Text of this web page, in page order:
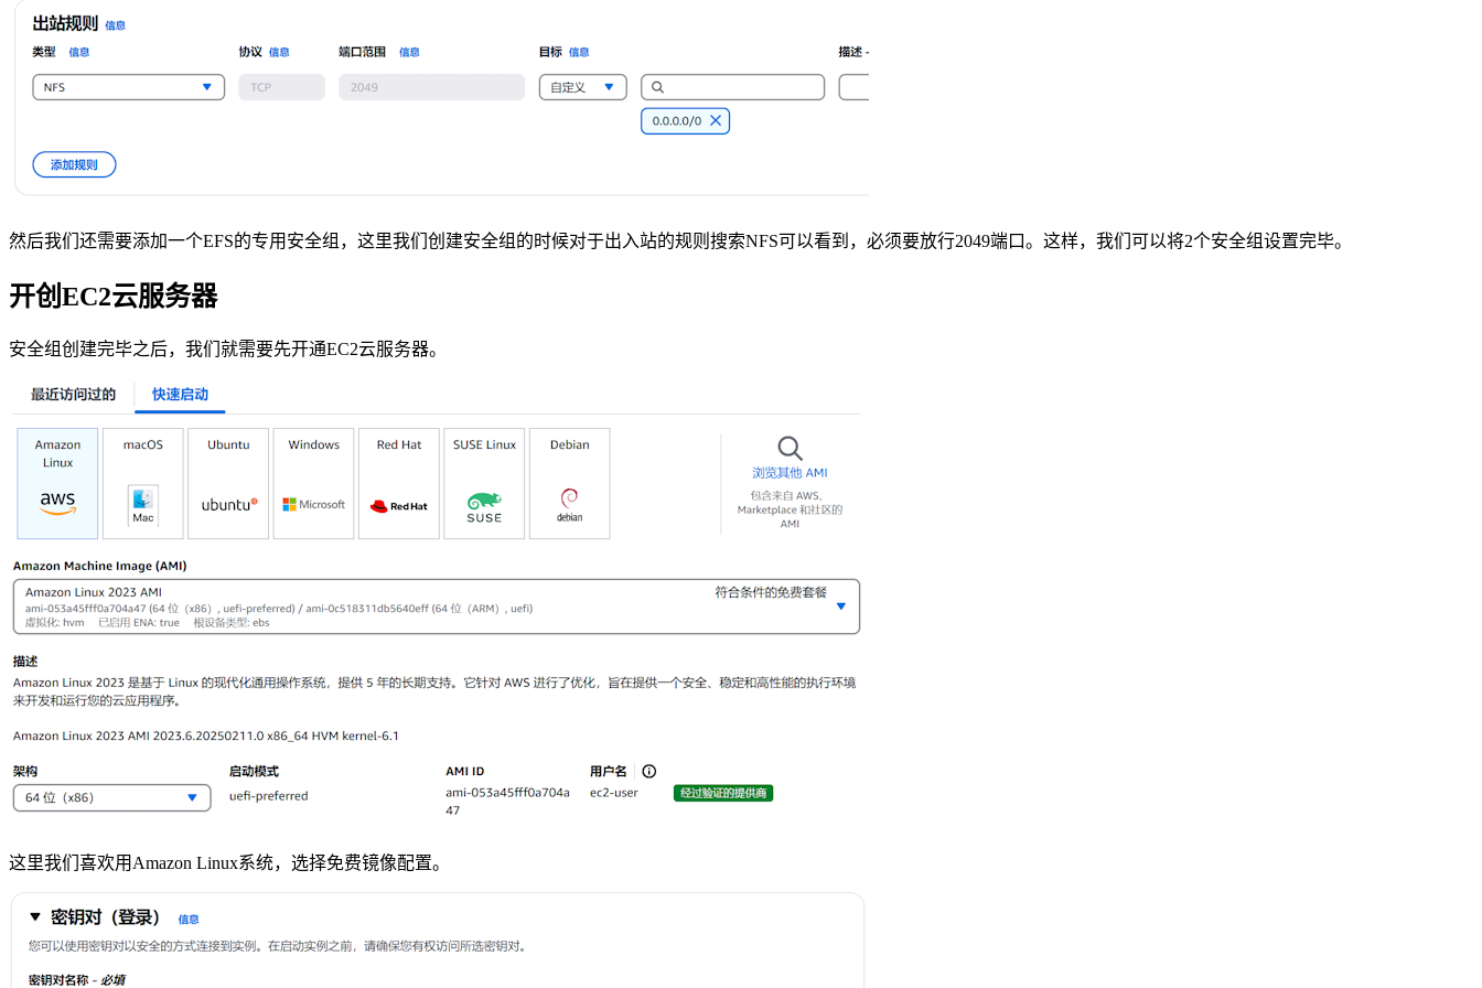
然后我们还需要添加一个EFS的专用安全组，这里我们创建安全组的时候对于出入站的规则搜索NFS可以看到，必须要放行2049端口。这样，我们可以将2个安全组设置完毕。
开创EC2云服务器
安全组创建完毕之后，我们就需要先开通EC2云服务器。
这里我们喜欢用Amazon Linux系统，选择免费镜像配置。